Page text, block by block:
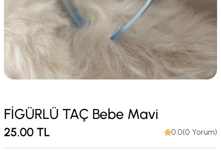
FİGÜRLÜ TAÇ Bebe Mavi
25.00 TL 0.0(0 Yorum)